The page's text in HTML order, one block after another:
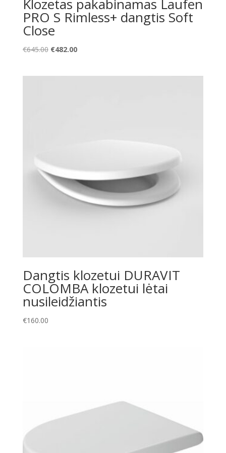
Klozetas pakabinamas Laufen
PRO S Rimless+ dangtis Soft
Close
€645.00 Original
€482.00Current
Dangtis klozetui DURAVIT
COLOMBA klozetui lėtai
nusileidžiantis
€160.00